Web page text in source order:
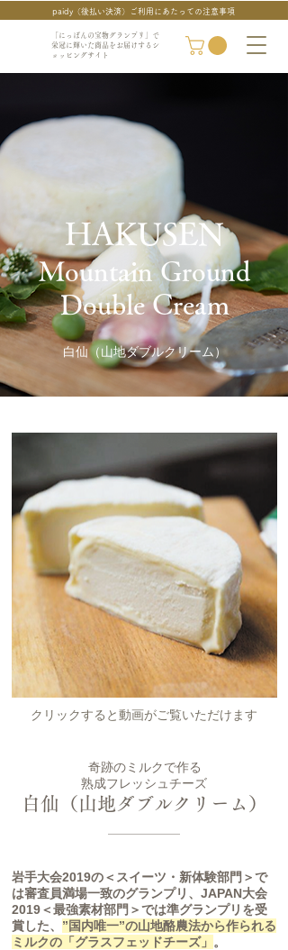
「にっぽんの宝物グランプリ」で
栄冠に輝いた商品をお届けするシ
ョッピングサイト
paidy（後払い決済）ご利用にあたっての注意事項
HAKUSEN
Mountain Ground
Double Cream
白仙（山地ダブルクリーム）
クリックすると動画がご覧いただけます
奇跡のミルクで作る
熟成フレッシュチーズ
白仙（山地ダブルクリーム）
岩手大会2019の＜スイーツ・新体験部門＞で
は審査員満場一致のグランプリ、JAPAN大会
2019＜最強素材部門＞では準グランプリを受
賞した、 ”国内唯一”の山地酪農法から作られる
ミルクの「グラスフェッドチーズ」 。